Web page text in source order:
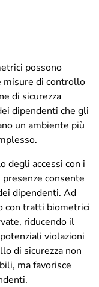
possono
misure di controllo
di sicurezza
dipendenti che gli
un ambiente più
degli accessi con i
consente
dipendenti. Ad
con tratti biometrici
riducendo il
violazioni
di sicurezza non
ma favorisce